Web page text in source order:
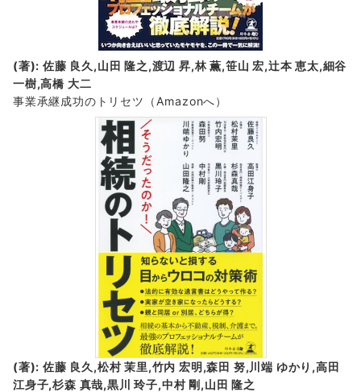
(著): 佐藤 良久,山田 隆之,渡辺 昇,林 薫,笹山 宏,辻本 恵太,細谷
一樹,高橋 大二
事業承継成功のトリセツ
（Amazonへ）
(著): 佐藤 良久,松村 茉里,竹内 宏明,森田 努,川端 ゆかり,高田
江身子,杉森 真哉,黒川 玲子,中村 剛,山田 隆之